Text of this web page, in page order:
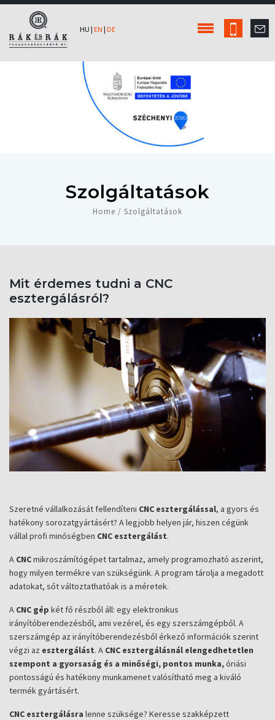
HU | EN | DE
Szolgáltatások
Home / Szolgáltatások
Mit érdemes tudni a CNC
esztergálásról?
Szeretné vállalkozását fellendíteni CNC esztergálással, a gyors és
hatékony sorozatgyártásért? A legjobb helyen jár, hiszen cégünk
vállal profi minőségben CNC esztergálást.
A CNCmikroszámítógépet tartalmaz, amely programozható aszerint,
hogy milyen termékre van szükségünk. A program tárolja a megadott
adatokat, sőt változtathatóak is a méretek.
A CNC gép két fő részből áll: egy elektronikus
irányítóberendezésből, ami vezérel, és egy szerszámgépből. A
szerszámgép az irányítóberendezésből érkező információk szerint
végzi az esztergálást. A CNC esztergálásnál elengedhetetlen
szempont a gyorsaság és a minőségi, pontos munka,óriási
pontosságú és hatékony munkamenet valósítható meg a kiváló
termék gyártásért.
CNC esztergálásra lenne szüksége? Keresse szakképzett